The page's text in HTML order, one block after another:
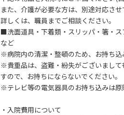
また、介護が必要な方は、別途対応させ
詳しくは、職員までご相談ください。
■洗面道具・下着類・スリッパ・箸・
など
※病院内の清潔・整頓のため、お持ち込
※貴重品は、盗難・紛失がございまし
すので、お持ちにならないでください。
※テレビ等の電気器具のお持ち込みは
・入院費用について